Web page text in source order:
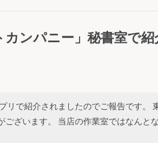
ンパニー」秘書室で紹
リで紹介されましたのでご報告です。
ざいます。 当店の作業室ではなんと